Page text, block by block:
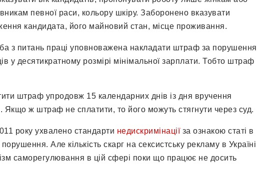
певної раси, кольору шкіру. Заборонено вказувати
кандидата, його майновий стан, місце проживання.
з питань праці уповноважена накладати штраф за порушення
у десятикратному розмірі мінімальної зарплати. Тобто штраф
штраф упродовж 15 календарних днів із дня вручення
Якщо ж штраф не сплатити, то його можуть стягнути через суд.
року ухвалено стандарти недискримінаціїза ознакою статі в
порушення. Але кількість скарг на сексистську рекламу в Україні
саморегулювання в цій сфері поки що працює не досить